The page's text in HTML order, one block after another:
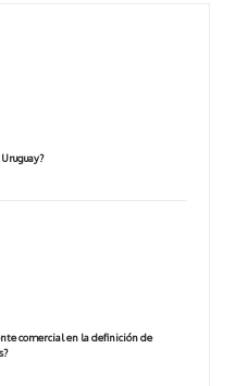
comercial en la definición de